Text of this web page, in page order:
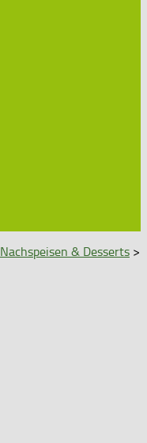
Nachspeisen & Desserts >